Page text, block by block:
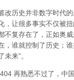
改历史并非数字时代
，让很多事实不仅被
不复存在了，正如奥
，谁就控制了历史；谁
未来”。
再熟悉不过了，中